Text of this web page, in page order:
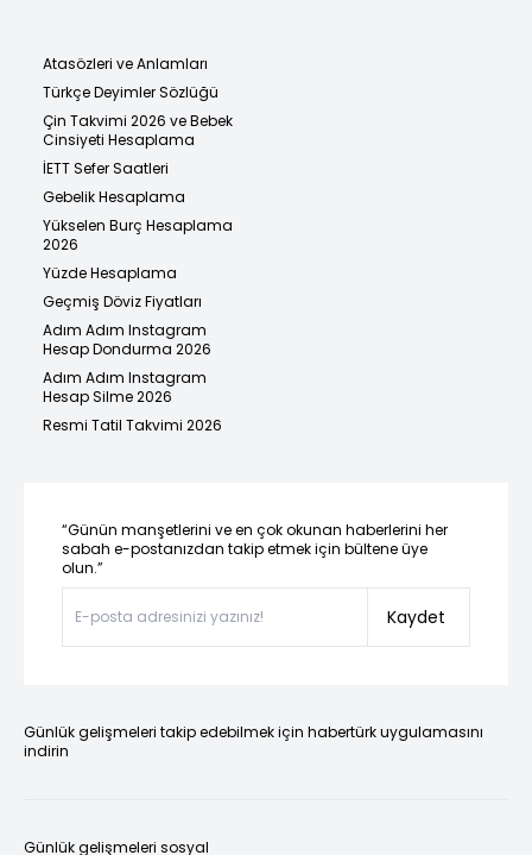
Atasözleri ve Anlamları
Türkçe Deyimler Sözlüğü
Çin Takvimi 2026 ve Bebek
Cinsiyeti Hesaplama
İETT Sefer Saatleri
Gebelik Hesaplama
Yükselen Burç Hesaplama
2026
Yüzde Hesaplama
Geçmiş Döviz Fiyatları
Adım Adım Instagram
Hesap Dondurma 2026
Adım Adım Instagram
Hesap Silme 2026
Resmi Tatil Takvimi 2026
“Günün manşetlerini ve en çok okunan haberlerini her
sabah e-postanızdan takip etmek için bültene üye
olun.”
Kaydet
Günlük gelişmeleri takip edebilmek için habertürk uygulamasını
indirin
Günlük gelişmeleri sosyal